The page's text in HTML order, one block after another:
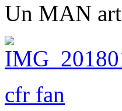
Un MAN
cfr fan